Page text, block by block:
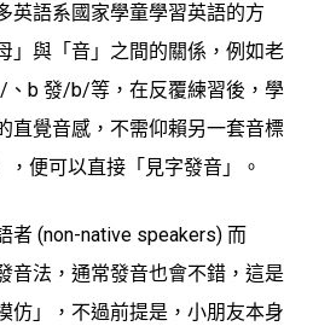
英語系國家學童學習英語的方
」與「音」之間的關係，例如老
b 發/b/等，在反覆練習後，學
直覺音感， 不需仰賴另一套音標
便可以直接「見字發音」
。
者 (non-native speakers) 而
音法，通常發音也會不錯，這是
仿」
，不過前提是，小朋友本身